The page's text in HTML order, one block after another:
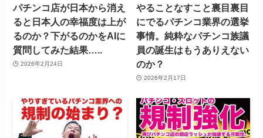
パチンコ店が日本から消え
ると日本人の幸福度は上が
るのか？下がるのかをAIに
質問してみた結果…..
2026年2月24日
やることなすこと裏目裏目
にでるパチンコ業界の選挙
事情。純粋なパチンコ族議
員の誕生はもうありえない
のか？
2026年2月17日